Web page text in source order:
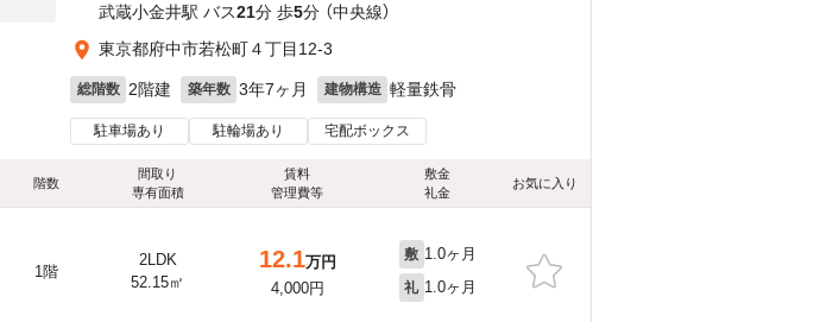
武蔵小金井駅 バス21分 歩5分 （中央線）
東京都府中市若松町４丁目12-3
総階数 2階建 築年数 3年7ヶ月 建物構造 軽量鉄骨
駐車場あり 駐輪場あり 宅配ボックス
階数
間取り
専有面積
賃料
管理費等
敷金
礼金
お気に入り
1階
2LDK
52.15㎡
12.1万円
4,000円
敷 1.0ヶ月
礼 1.0ヶ月